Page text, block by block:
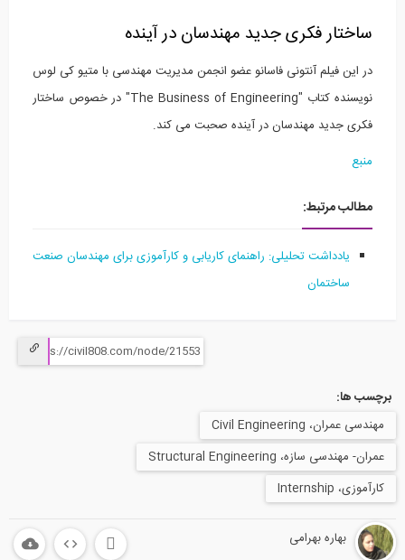
آجری (ترجمه و دوبله...
ساختار فکری جدید مهندسان در آینده
در این فیلم آنتونی فاسانو عضو انجمن مدیریت مهندسی با متیو کی لوس
نویسنده کتاب "The Business of Engineering" در خصوص ساختار
فکری جدید مهندسان در آینده صحبت می کند.
منبع
مطالب مرتبط:
یادداشت تحلیلی: راهنمای کاریابی و کارآموزی برای مهندسان صنعت
ساختمان
برچسب ها:
مهندسی عمران، Civil Engineering
عمران- مهندسی سازه، Structural Engineering
کارآموزی، Internship
بهاره بهرامی